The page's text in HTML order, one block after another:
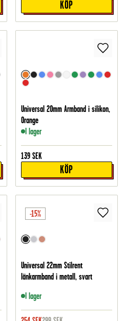
KÖP
Universal 20mm Armband i silikon,
Orange
I lager
139 SEK
KÖP
-15%
Universal 22mm Stilrent
länkarmband i metall, svart
I lager